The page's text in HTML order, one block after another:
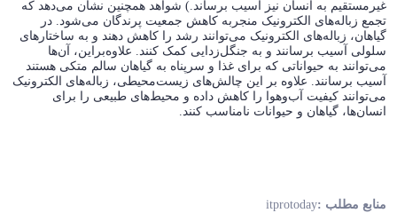
غیرمستقیم به انسان نیز آسیب برساند.) شواهد همچنین نشان می‌دهد که
تجمع زباله‌های الکترونیک منجربه کاهش جمعیت پرندگان می‌شود. در
گیاهان، زباله‌های الکترونیک می‌توانند رشد را کاهش دهند و به ساختارهای
سلولی آسیب برسانند و به جنگل‌زدایی کمک کنند. علاوه‌براین، آن‌ها
می‌توانند به حیواناتی که برای غذا و سرپناه به گیاهان سالم متکی هستند
آسیب برسانند. علاوه بر این چالش‌های زیست‌محیطی، زباله‌های الکترونیک
می‌توانند کیفیت آب‌وهوا را کاهش داده و محیط‌های طبیعی را برای
انسان‌ها، گیاهان و حیوانات نامناسب کنند.
منابع مطلب :itprotoday